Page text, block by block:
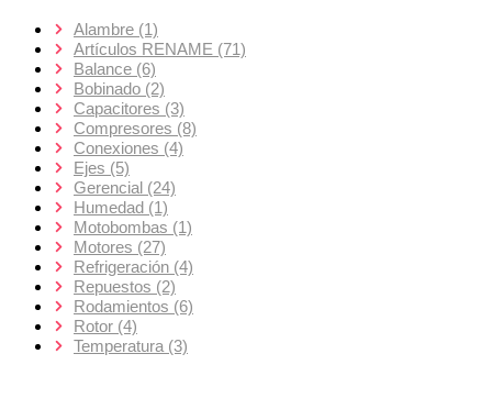
Alambre (1)
Artículos RENAME (71)
Balance (6)
Bobinado (2)
Capacitores (3)
Compresores (8)
Conexiones (4)
Ejes (5)
Gerencial (24)
Humedad (1)
Motobombas (1)
Motores (27)
Refrigeración (4)
Repuestos (2)
Rodamientos (6)
Rotor (4)
Temperatura (3)